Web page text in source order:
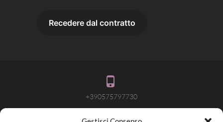
+390575797730